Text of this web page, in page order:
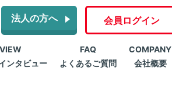
法人の方へ 会員ログイン
ンタビュー
FAQ
よくあるご質問
COMPANY
会社概要